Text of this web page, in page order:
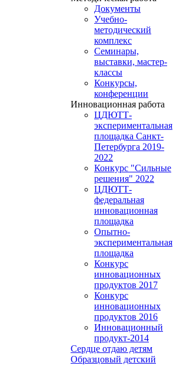
Документы
Учебно-
методический
комплекс
Семинары,
выставки, мастер-
классы
Конкурсы,
конференции
Инновационная работа
ЦДЮТТ-
экспериментальная
площадка Санкт-
Петербурга 2019-
2022
Конкурс "Сильные
решения" 2022
ЦДЮТТ-
федеральная
инновационная
площадка
Опытно-
экспериментальная
площадка
Конкурс
инновационных
продуктов 2017
Конкурс
инновационных
продуктов 2016
Инновационный
продукт-2014
Сердце отдаю детям
Образцовый детский